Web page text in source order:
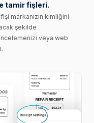
tamir fişleri.
markanızın kimliğini
şekilde
veya web